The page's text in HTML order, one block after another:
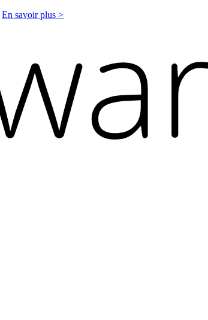
En savoir plus >